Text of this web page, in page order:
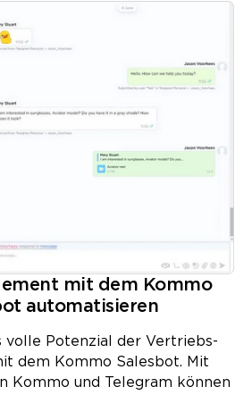
mit dem Kommo
automatisieren
volle Potenzial der Vertriebs­
dem Kommo Salesbot. Mit
Kommo und Telegram können